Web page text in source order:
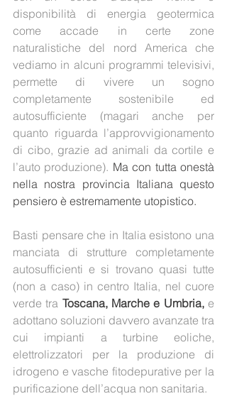
disponibilità di energia geotermica
come accade in certe zone
naturalistiche del nord America che
vediamo in alcuni programmi televisivi,
permette di vivere un sogno
completamente sostenibile ed
autosufficiente (magari anche per
quanto riguarda l’approvvigionamento
di cibo, grazie ad animali da cortile e
l’auto produzione). Ma con tutta onestà
nella nostra provincia Italiana questo
pensiero è estremamente utopistico.
Basti pensare che in Italia esistono una
manciata di strutture completamente
autosufficienti e si trovano quasi tutte
(non a caso) in centro Italia, nel cuore
verde tra Toscana, Marche e Umbria, e
adottano soluzioni davvero avanzate tra
cui impianti a turbine eoliche,
elettrolizzatori per la produzione di
idrogeno e vasche fitodepurative per la
purificazione dell’acqua non sanitaria.